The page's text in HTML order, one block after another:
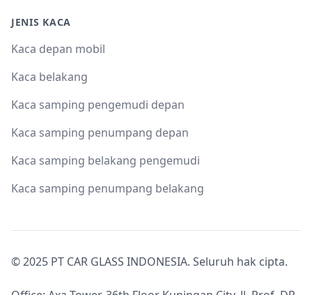
JENIS KACA
Kaca depan mobil
Kaca belakang
Kaca samping pengemudi depan
Kaca samping penumpang depan
Kaca samping belakang pengemudi
Kaca samping penumpang belakang
© 2025 PT CAR GLASS INDONESIA. Seluruh hak cipta.